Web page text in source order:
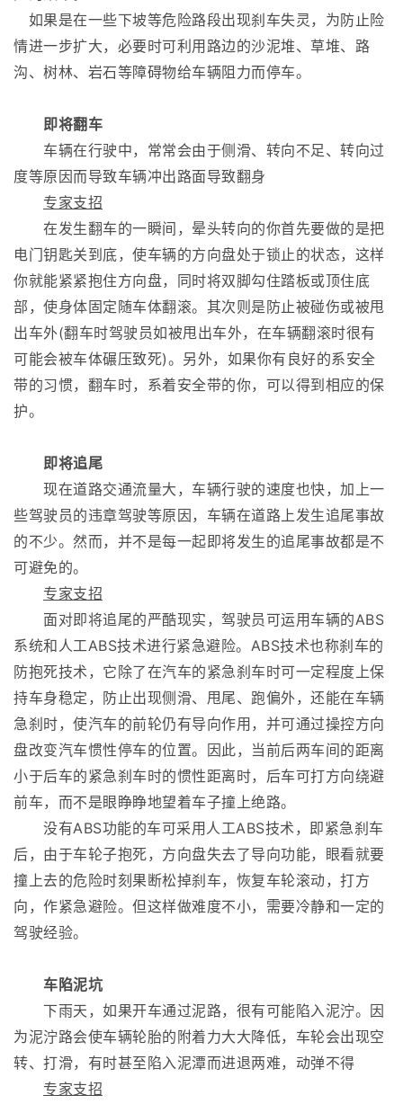
如果是在一些下坡等危险路段出现刹车失灵，为防止险
情进一步扩大，必要时可利用路边的沙泥堆、草堆、路
沟、树林、岩石等障碍物给车辆阻力而停车。
即将翻车
车辆在行驶中，常常会由于侧滑、转向不足、转向过
度等原因而导致车辆冲出路面导致翻身
专家支招
在发生翻车的一瞬间，晕头转向的你首先要做的是把
电门钥匙关到底，使车辆的方向盘处于锁止的状态，这样
你就能紧紧抱住方向盘，同时将双脚勾住踏板或顶住底
部，使身体固定随车体翻滚。其次则是防止被碰伤或被甩
出车外(翻车时驾驶员如被甩出车外，在车辆翻滚时很有
可能会被车体碾压致死)。另外，如果你有良好的系安全
带的习惯，翻车时，系着安全带的你，可以得到相应的保
护。
即将追尾
现在道路交通流量大，车辆行驶的速度也快，加上一
些驾驶员的违章驾驶等原因，车辆在道路上发生追尾事故
的不少。然而，并不是每一起即将发生的追尾事故都是不
可避免的。
专家支招
面对即将追尾的严酷现实，驾驶员可运用车辆的ABS
系统和人工ABS技术进行紧急避险。ABS技术也称刹车的
防抱死技术，它除了在汽车的紧急刹车时可一定程度上保
持车身稳定，防止出现侧滑、甩尾、跑偏外，还能在车辆
急刹时，使汽车的前轮仍有导向作用，并可通过操控方向
盘改变汽车惯性停车的位置。因此，当前后两车间的距离
小于后车的紧急刹车时的惯性距离时，后车可打方向绕避
前车，而不是眼睁睁地望着车子撞上绝路。
没有ABS功能的车可采用人工ABS技术，即紧急刹车
后，由于车轮子抱死，方向盘失去了导向功能，眼看就要
撞上去的危险时刻果断松掉刹车，恢复车轮滚动，打方
向，作紧急避险。但这样做难度不小，需要冷静和一定的
驾驶经验。
车陷泥坑
下雨天，如果开车通过泥路，很有可能陷入泥泞。因
为泥泞路会使车辆轮胎的附着力大大降低，车轮会出现空
转、打滑，有时甚至陷入泥潭而进退两难，动弹不得
专家支招